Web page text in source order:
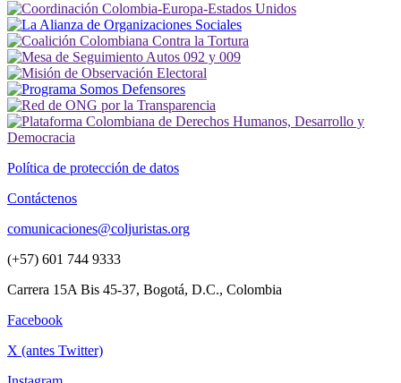
Política de protección de datos
Contáctenos
comunicaciones@coljuristas.org
(+57) 601 744 9333
Carrera 15A Bis 45-37, Bogotá, D.C., Colombia
Facebook
X (antes Twitter)